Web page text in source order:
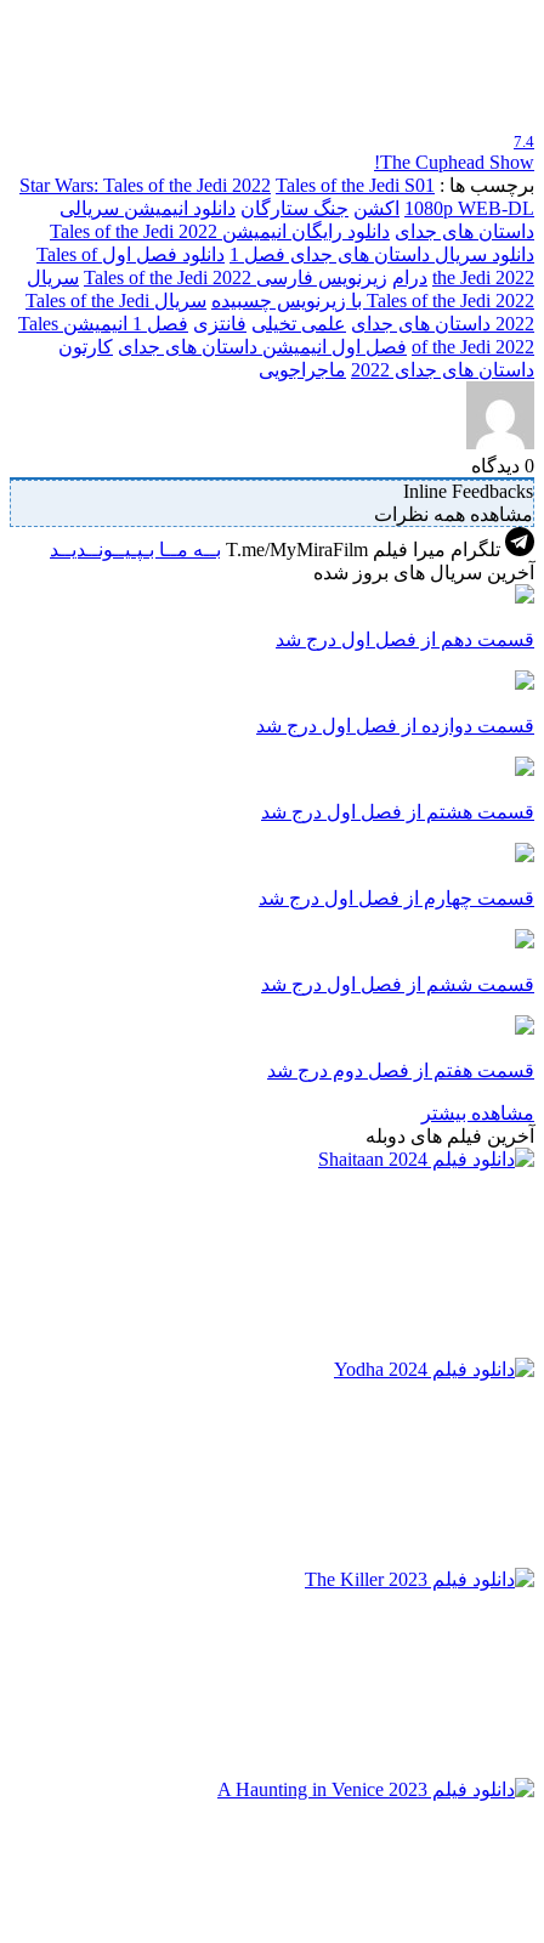
7.4
The Cuphead Show!
برچسب ها :
Star Wars: Tales of the Jedi 2022 Tales of the Jedi S01
1080p WEB-DL اکشن جنگ ستارگان دانلود انیمیشن سریالی
داستان های جدای دانلود رایگان انیمیشن Tales of the Jedi 2022
دانلود سریال داستان های جدای فصل 1
دانلود فصل اول Tales of
the Jedi 2022 درام زیرنویس فارسی Tales of the Jedi 2022
سریال
Tales of the Jedi 2022 با زیرنویس چسبیده
سریال Tales of the Jedi
2022 داستان های جدای
علمی تخیلی فانتزی
فصل 1 انیمیشن Tales
of the Jedi 2022 فصل اول انیمیشن داستان های جدای کارتون
داستان های جدای 2022
ماجراجویی
0 دیدگاه
Inline Feedbacks
مشاهده همه نظرات
تلگرام میرا فیلم T.me/MyMiraFilm بــه مــا بـپـیــونــدیــد
آخرین سریال های بروز شده
قسمت دهم از فصل اول درج شد
قسمت دوازده از فصل اول درج شد
قسمت هشتم از فصل اول درج شد
قسمت چهارم از فصل اول درج شد
قسمت ششم از فصل اول درج شد
قسمت هفتم از فصل دوم درج شد
مشاهده بیشتر
آخرین فیلم های دوبله